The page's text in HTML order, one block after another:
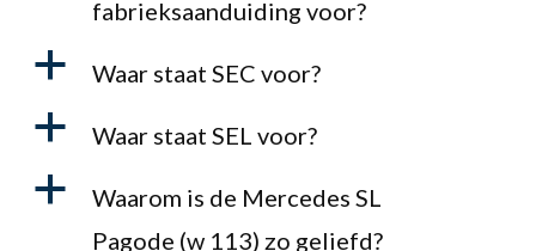
fabrieksaanduiding voor?
a Waar staat SEC voor?
a Waar staat SEL voor?
a
Waarom is de Mercedes SL
Pagode (w 113) zo geliefd?